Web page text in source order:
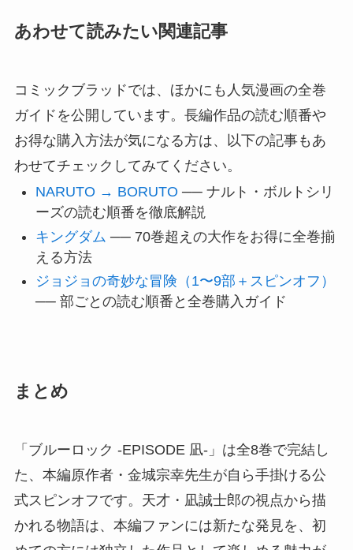
あわせて読みたい関連記事
コミックブラッドでは、ほかにも人気漫画の全巻
ガイドを公開しています。長編作品の読む順番や
お得な購入方法が気になる方は、以下の記事もあ
わせてチェックしてみてください。
NARUTO → BORUTO ── ナルト・ボルトシリ
ーズの読む順番を徹底解説
キングダム ── 70巻超えの大作をお得に全巻揃
える方法
ジョジョの奇妙な冒険（1〜9部＋スピンオフ）
── 部ごとの読む順番と全巻購入ガイド
まとめ
「ブルーロック -EPISODE 凪-」は全8巻で完結し
た、本編原作者・金城宗幸先生が自ら手掛ける公
式スピンオフです。天才・凪誠士郎の視点から描
かれる物語は、本編ファンには新たな発見を、初